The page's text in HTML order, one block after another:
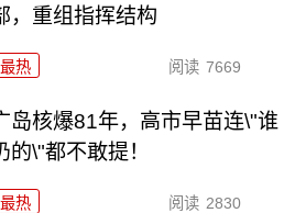
，重组指挥结构
最热 阅读 7669
岛核爆81年，高市早苗连\"谁
的\"都不敢提！
最热 阅读 2830